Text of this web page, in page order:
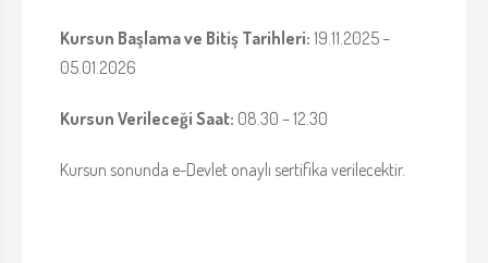
Kursun Başlama ve Bitiş Tarihleri: 19.11.2025 –
05.01.2026
Kursun Verileceği Saat: 08.30 – 12.30
Kursun sonunda e-Devlet onaylı sertifika verilecektir.